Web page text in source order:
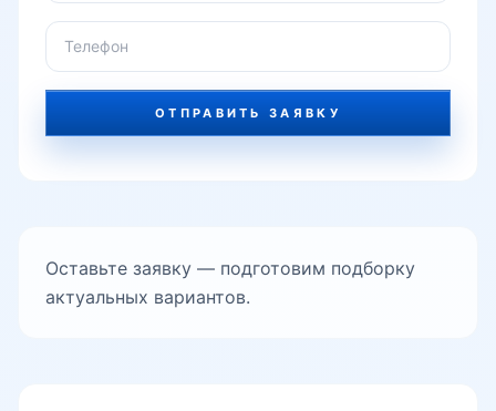
ОТПРАВИТЬ ЗАЯВКУ
Оставьте заявку — подготовим подборку
актуальных вариантов.